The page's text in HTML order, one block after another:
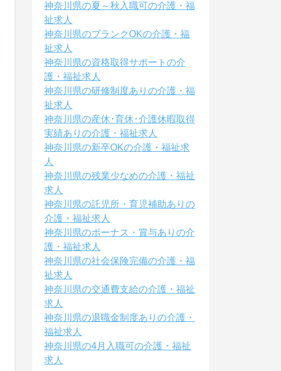
神奈川県の夏～秋入職可の介護・福
祉求人
神奈川県のブランクOKの介護・福
祉求人
神奈川県の資格取得サポートの介
護・福祉求人
神奈川県の研修制度ありの介護・福
祉求人
神奈川県の産休･育休･介護休暇取得
実績ありの介護・福祉求人
神奈川県の新卒OKの介護・福祉求
人
神奈川県の残業少なめの介護・福祉
求人
神奈川県の託児所・育児補助ありの
介護・福祉求人
神奈川県のボーナス・賞与ありの介
護・福祉求人
神奈川県の社会保険完備の介護・福
祉求人
神奈川県の交通費支給の介護・福祉
求人
神奈川県の退職金制度ありの介護・
福祉求人
神奈川県の4月入職可の介護・福祉
求人